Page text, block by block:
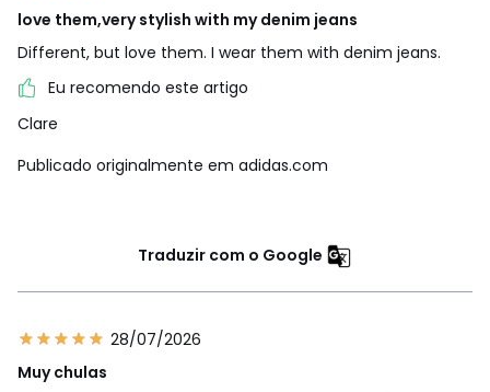
love them,very stylish with my denim jeans
Different, but love them. I wear them with denim jeans.
Eu recomendo este artigo
Clare
Publicado originalmente em adidas.com
Traduzir com o Google
28/07/2026
Muy chulas